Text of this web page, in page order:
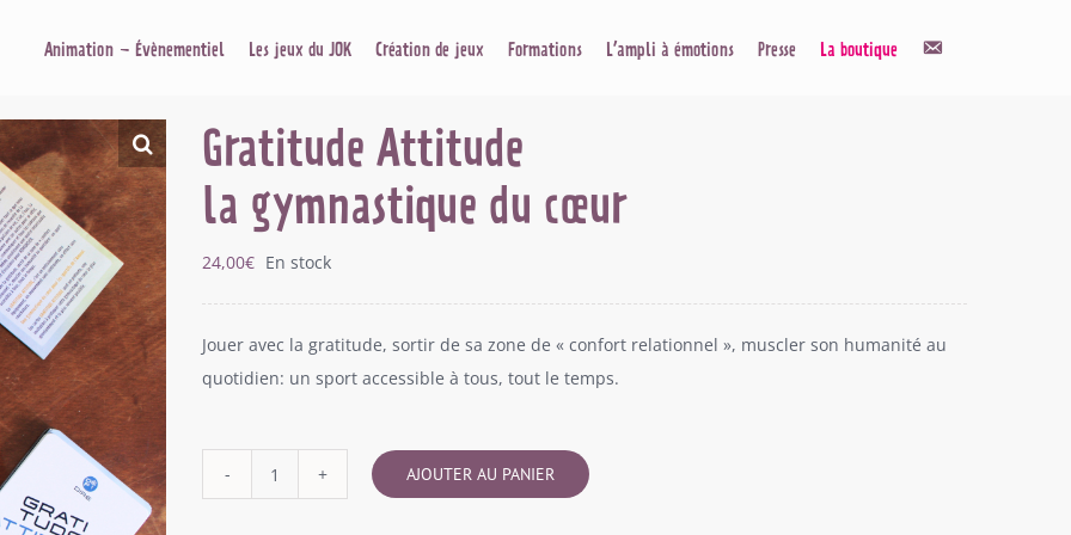
Animation – Évènementiel Les jeux du JOK Création de jeux Formations L’ampli à émotions Presse La boutique
Gratitude Attitude
la gymnastique du cœur
24,00€ En stock
Jouer avec la gratitude, sortir de sa zone de « confort relationnel », muscler son humanité au
quotidien: un sport accessible à tous, tout le temps.
quantité
AJOUTER AU PANIER